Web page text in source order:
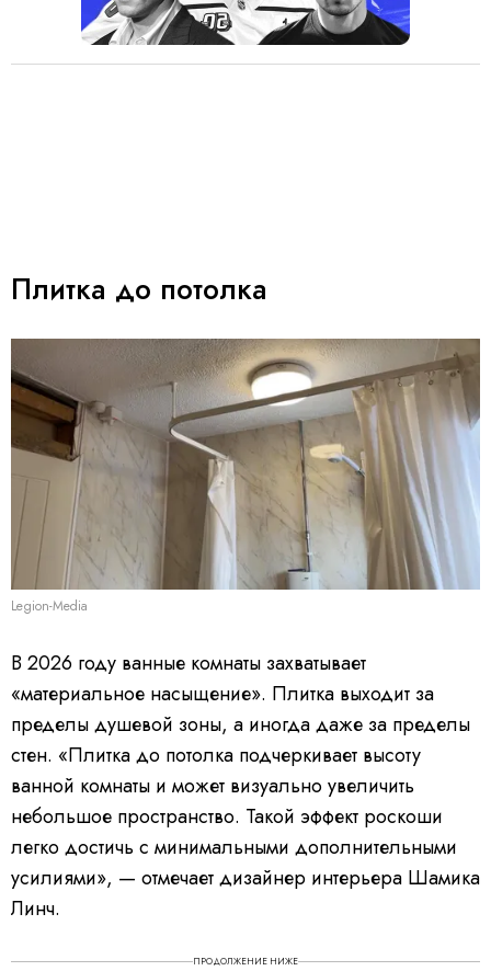
Плитка до потолка
Legion-Media
В 2026 году ванные комнаты захватывает
«материальное насыщение». Плитка выходит за
пределы душевой зоны, а иногда даже за пределы
стен. «Плитка до потолка подчеркивает высоту
ванной комнаты и может визуально увеличить
небольшое пространство. Такой эффект роскоши
легко достичь с минимальными дополнительными
усилиями», — отмечает дизайнер интерьера Шамика
Линч.
ПРОДОЛЖЕНИЕ НИЖЕ